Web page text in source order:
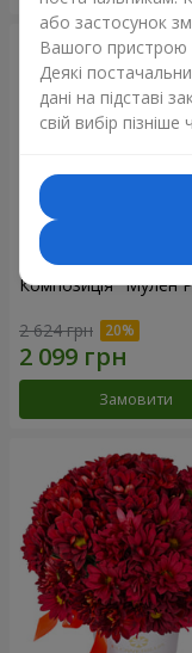
Композиція "Мулен
2 624 грн
Замовити
або застосунок
Вашого пристрою
Деякі
дані на підставі
свій вибір